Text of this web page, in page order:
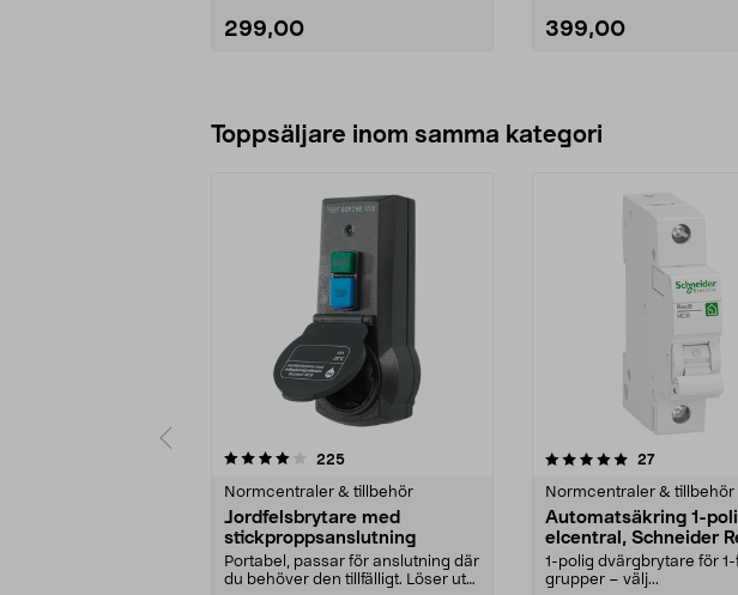
299,00 399,00
Toppsäljare inom samma kategori
225recensioner
Normcentraler & tillbehör
Jordfelsbrytare med
stickproppsanslutning
Portabel, passar för anslutning där
du behöver den tillfälligt. Löser ut
5.0 av 5 stjärnor 27recensioner
Normcentraler & tillbehör
Automatsäkring 1-
elcentral, Schneider
1-polig dvärgbrytare för
grupper – välj...
4.5 av 5 stjärnor